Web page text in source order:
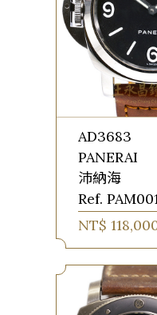
AD3683
PANERAI
沛納海
Ref.
NT$